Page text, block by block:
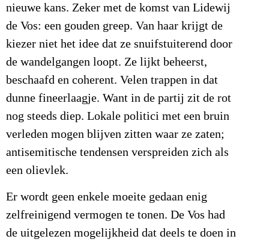
nieuwe kans. Zeker met de komst van Lidewij
de Vos: een gouden greep. Van haar krijgt de
kiezer niet het idee dat ze snuifstuiterend door
de wandelgangen loopt. Ze lijkt beheerst,
beschaafd en coherent. Velen trappen in dat
dunne fineerlaagje. Want in de partij zit de rot
nog steeds diep. Lokale politici met een bruin
verleden mogen blijven zitten waar ze zaten;
antisemitische tendensen verspreiden zich als
een olievlek.
Er wordt geen enkele moeite gedaan enig
zelfreinigend vermogen te tonen. De Vos had
de uitgelezen mogelijkheid dat deels te doen in